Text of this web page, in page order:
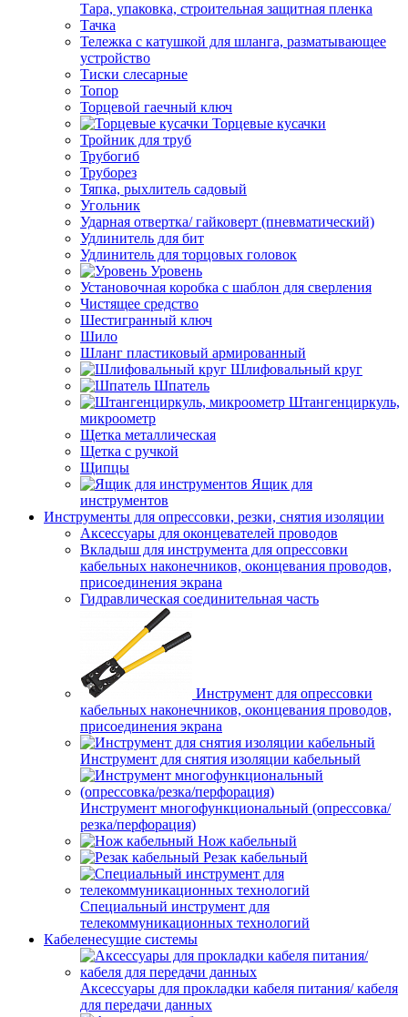
Тара, упаковка, строительная защитная пленка
Тачка
Тележка с катушкой для шланга, разматывающее
устройство
Тиски слесарные
Топор
Торцевой гаечный ключ
Торцевые кусачки
Тройник для труб
Трубогиб
Труборез
Тяпка, рыхлитель садовый
Угольник
Ударная отвертка/ гайковерт (пневматический)
Удлинитель для бит
Удлинитель для торцовых головок
Уровень
Установочная коробка с шаблон для сверления
Чистящее средство
Шестигранный ключ
Шило
Шланг пластиковый армированный
Шлифовальный круг
Шпатель
Штангенциркуль,
микроометр
Щетка металлическая
Щетка с ручкой
Щипцы
Ящик для
инструментов
Инструменты для опрессовки, резки, снятия изоляции
Аксессуары для оконцевателей проводов
Вкладыш для инструмента для опрессовки
кабельных наконечников, оконцевания проводов,
присоединения экрана
Гидравлическая соединительная часть
Инструмент для опрессовки
кабельных наконечников, оконцевания проводов,
присоединения экрана
Инструмент для снятия изоляции кабельный
Инструмент многофункциональный (опрессовка/
резка/перфорация)
Нож кабельный
Резак кабельный
Специальный инструмент для
телекоммуникационных технологий
Кабеленесущие системы
Аксессуары для прокладки кабеля питания/ кабеля
для передачи данных